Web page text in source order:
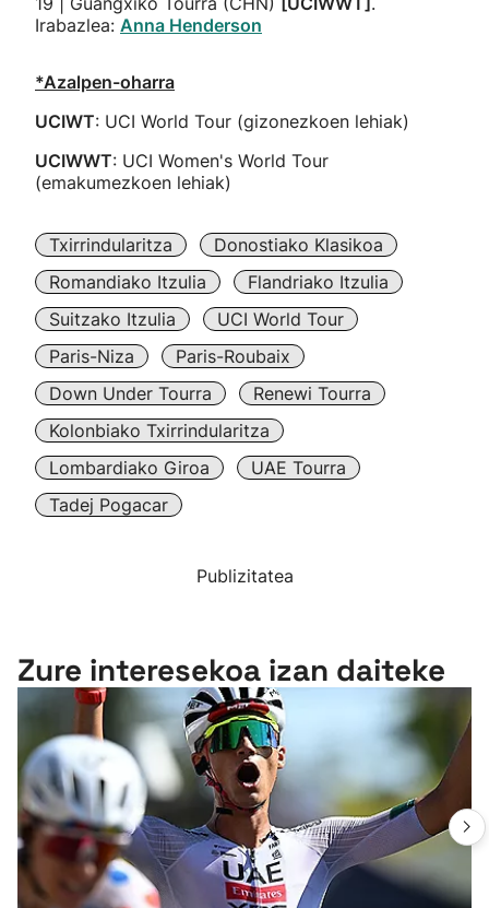
Irabazlea: Anna Henderson
*Azalpen-oharra
UCIWT: UCI World Tour (gizonezkoen lehiak)
UCIWWT: UCI Women's World Tour
(emakumezkoen lehiak)
Txirrindularitza
Donostiako Klasikoa
Romandiako Itzulia
Flandriako Itzulia
Suitzako Itzulia
UCI World Tour
Paris-Niza
Paris-Roubaix
Down Under Tourra
Renewi Tourra
Kolonbiako Txirrindularitza
Lombardiako Giroa
UAE Tourra
Tadej Pogacar
Publizitatea
Zure interesekoa izan daiteke